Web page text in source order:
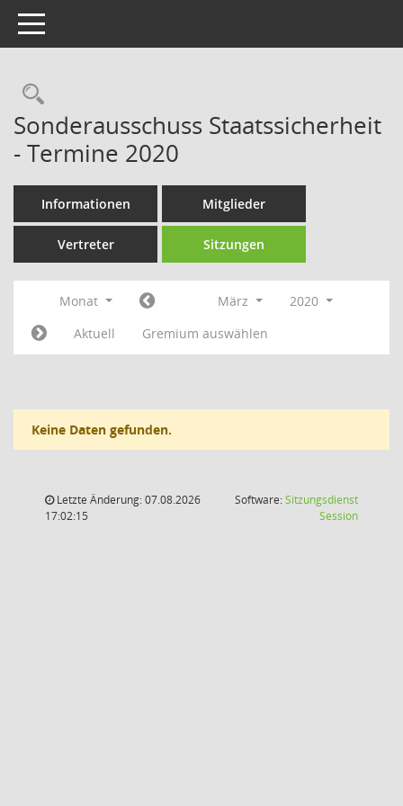
Toggle navigation
Rechercheauswahl
Sonderausschuss Staatssicherheit
- Termine 2020
Informationen Mitglieder
Vertreter Sitzungen
Monat März
2020
Aktuell
Gremium auswählen
Keine Daten gefunden.
Letzte Änderung: 07.08.2026
17:02:15
Software:Sitzungsdienst
Session(Wird in